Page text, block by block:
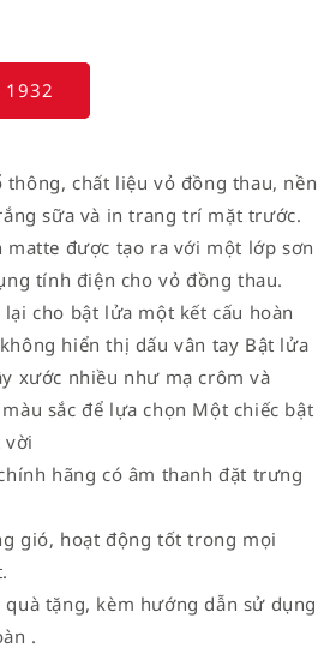
1932
thông, chất liệu vỏ đồng thau, nền
sữa và in trang trí mặt trước.
matte được tạo ra với một lớp sơn
tính điện cho vỏ đồng thau.
cho bật lửa một kết cấu hoàn
hiển thị dấu vân tay Bật lửa
xước nhiều như mạ crôm và
sắc để lựa chọn Một chiếc bật
vời
hãng có âm thanh đặt trưng
gió, hoạt động tốt trong mọi
quà tặng, kèm hướng dẫn sử dụng
.